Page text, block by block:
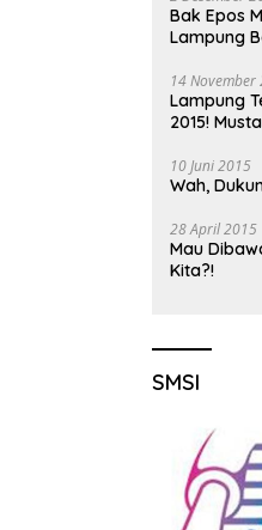
Bak Epos
Lampung
14 November
Lampung
2015!
10 Juni 2015
Wah,
28 April 2015
Mau
Kita?!
SMSI